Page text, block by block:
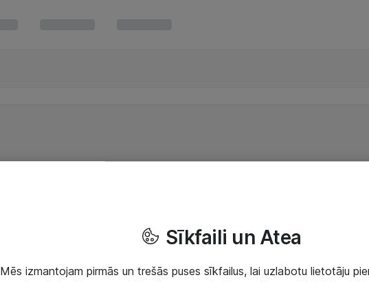
Sīkfaili un Atea
Mēs izmantojam pirmās un trešās puses sīkfailus, lai uzlabotu lietotāju